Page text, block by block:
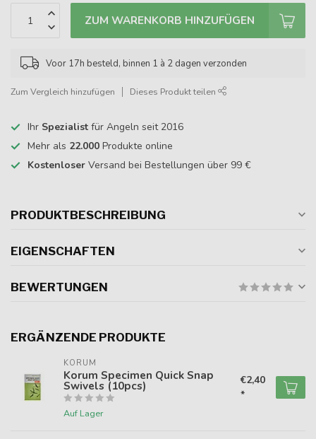
ZUM WARENKORB HINZUFÜGEN
Voor 17h besteld, binnen 1 à 2 dagen verzonden
Zum Vergleich hinzufügen Dieses Produkt teilen
Ihr Spezialist für Angeln seit 2016
Mehr als 22.000 Produkte online
Kostenloser Versand bei Bestellungen über 99 €
PRODUKTBESCHREIBUNG
EIGENSCHAFTEN
BEWERTUNGEN
ERGÄNZENDE PRODUKTE
KORUM
Korum Specimen Quick Snap
Swivels (10pcs)
Auf Lager
€2,40
*